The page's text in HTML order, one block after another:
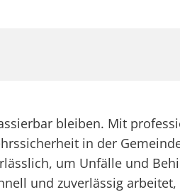
bleiben. Mit
in der
um Unfälle und
und zuverlässig